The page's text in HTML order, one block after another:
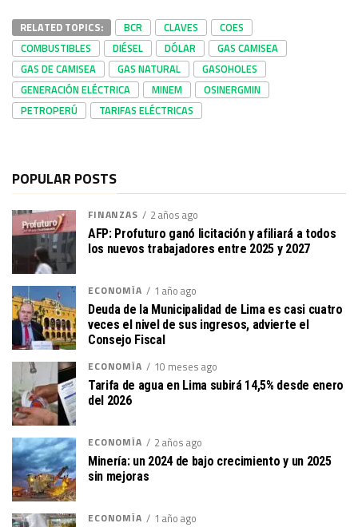
RELATED TOPICS: BCR CLAVES
COES
COMBUSTIBLES
DIÉSEL DÓLAR
GAS CAMISEA
GAS DE CAMISEA
GAS NATURAL
GASOHOLES
GENERACIÓN ELÉCTRICA
MINEM
OSINERGMIN
PETROPERÚ
TARIFAS ELÉCTRICAS
POPULAR POSTS
FINANZAS 2 años ago
AFP: Profuturo ganó licitación y afiliará a todos
los nuevos trabajadores entre 2025 y 2027
ECONOMÍA 1 año ago
Deuda de la Municipalidad de Lima es casi cuatro
veces el nivel de sus ingresos, advierte el
Consejo Fiscal
ECONOMÍA
10 meses ago
Tarifa de agua en Lima subirá 14,5% desde enero
del 2026
ECONOMÍA 2 años ago
Minería: un 2024 de bajo crecimiento y un 2025
sin mejoras
ECONOMÍA 1 año ago